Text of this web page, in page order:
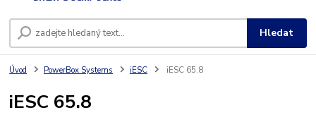
Hledat
Úvod PowerBox Systems iESC iESC 65.8
iESC 65.8